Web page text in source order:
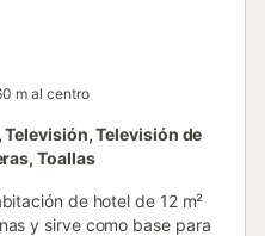
m al centro
Televisión de
Toallas
de hotel de 12 m²
y sirve como base para